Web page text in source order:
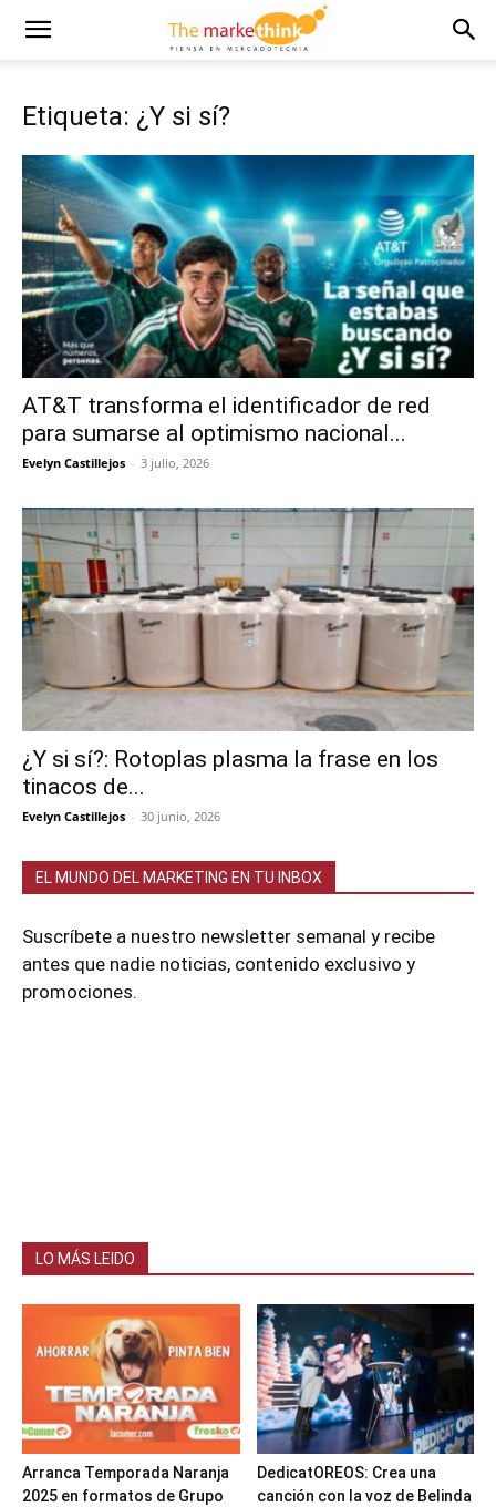
Etiqueta: ¿Y si sí?
AT&T transforma el identificador de red
para sumarse al optimismo nacional...
Evelyn Castillejos - 3 julio, 2026
¿Y si sí?: Rotoplas plasma la frase en los
tinacos de...
Evelyn Castillejos - 30 junio, 2026
EL MUNDO DEL MARKETING EN TU INBOX
Suscríbete a nuestro newsletter semanal y recibe
antes que nadie noticias, contenido exclusivo y
promociones.
LO MÁS LEIDO
Arranca Temporada Naranja
2025 en formatos de Grupo
DedicatOREOS: Crea una
canción con la voz de Belinda